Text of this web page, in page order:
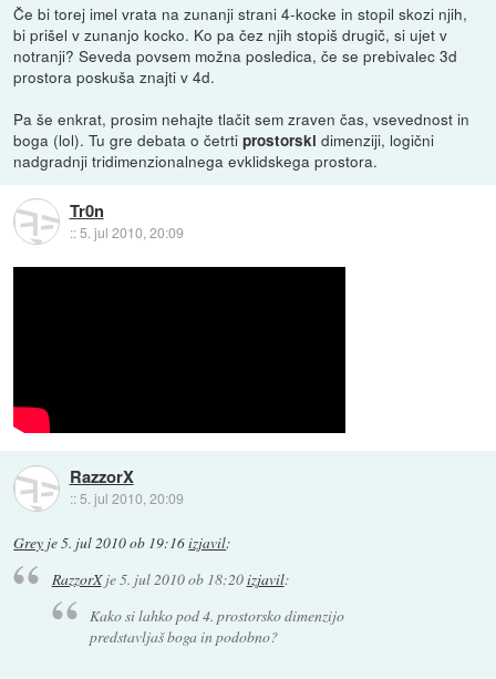
Če bi torej imel vrata na zunanji strani 4-kocke in stopil skozi njih,
bi prišel v zunanjo kocko. Ko pa čez njih stopiš drugič, si ujet v
notranji? Seveda povsem možna posledica, če se prebivalec 3d
prostora poskuša znajti v 4d.
Pa še enkrat, prosim nehajte tlačit sem zraven čas, vsevednost in
boga (lol). Tu gre debata o četrtiprostorski dimenziji, logični
nadgradnji tridimenzionalnega evklidskega prostora.
Tr0n
::5. jul 2010, 20:09
RazzorX
:: 5. jul 2010, 20:09
Grey je5. jul 2010 ob 19:16izjavil:
RazzorXje5. jul 2010 ob 18:20izjavil:
Kako si lahko pod 4. prostorsko dimenzijo
predstavljaš boga in podobno?